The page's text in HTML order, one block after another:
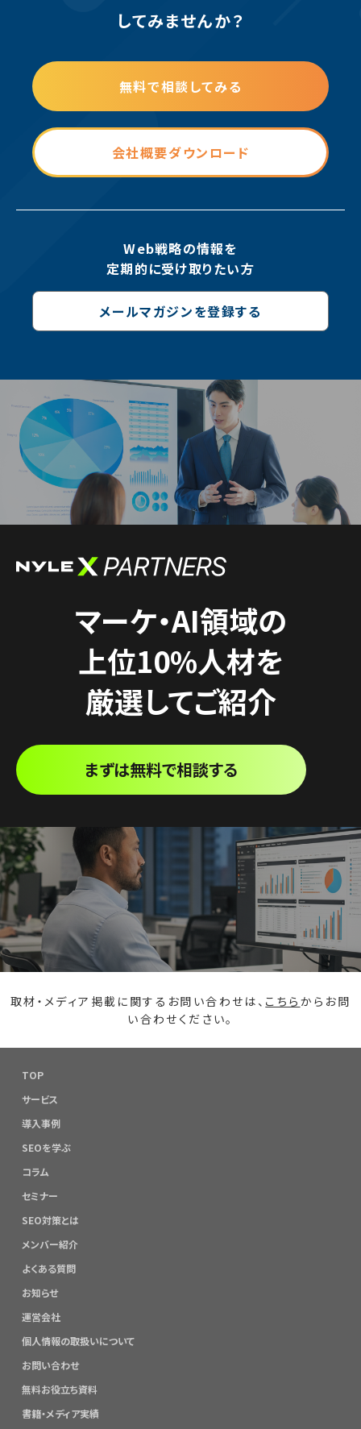
してみませんか？
無料で相談してみる
会社概要ダウンロード
Web戦略の情報を
定期的に受け取りたい方
メールマガジンを登録する
マーケ・AI領域の
上位10%人材を
厳選してご紹介
まずは無料で相談する
取材・メディア掲載に関するお問い合わせは、 こちら からお問
い合わせください。
TOP
サービス
導入事例
SEOを学ぶ
コラム
セミナー
SEO対策とは
メンバー紹介
よくある質問
お知らせ
運営会社
個人情報の取扱いについて
お問い合わせ
無料お役立ち資料
書籍・メディア実績